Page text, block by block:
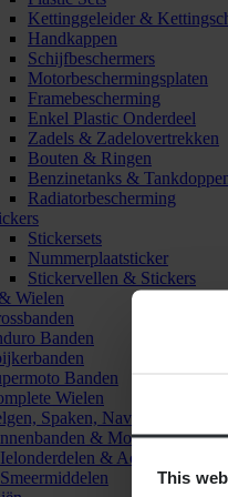
This
Kettinggeleider &
Handkappen
Schijfbeschermers
Motorbeschermingsplaten
Framebescherming
Enkel Plastic Onderdeel
Zadels & Zadelovertrekken
Bouten & Ringen
Benzinetanks &
Radiatorbescherming
Stickersets
Nummerplaatsticker
Stickervellen & Stickers
Wielen
Banden
Banden
Wielen
Spaken, Naven & Lagers
& Mousses
& Accessoires